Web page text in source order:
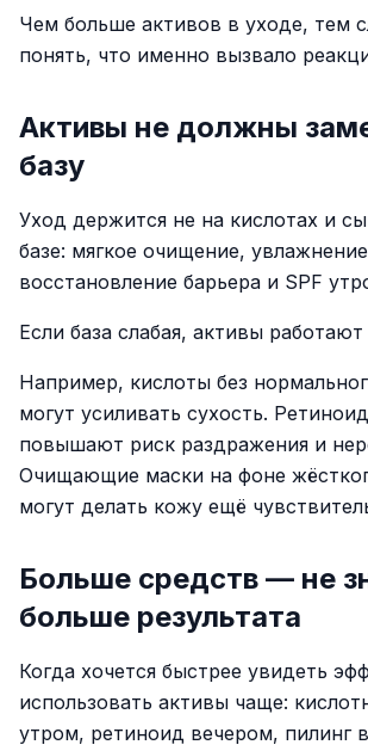
Чем больше активов в уходе, тем
понять, что именно вызвало
Активы не должны
базу
Уход держится не на кислотах и
базе: мягкое очищение,
восстановление барьера и SPF
Если база слабая, активы работают
Например, кислоты без
могут усиливать сухость.
повышают риск раздражения и
Очищающие маски на фоне
могут делать кожу ещё
Больше средств — не
больше результата
Когда хочется быстрее увидеть
использовать активы чаще:
утром, ретиноид вечером, пилинг